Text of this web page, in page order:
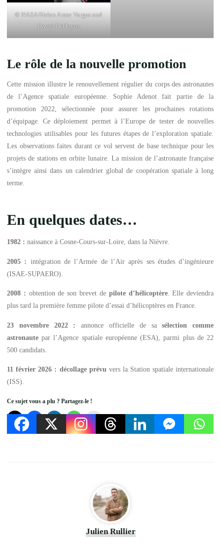
© NASA/Helen Arase Vargas and
David DeHoyos
Le rôle de la nouvelle promotion
Cette mission illustre le renouvellement régulier du corps des astronautes
de l’Agence spatiale européenne. Sophie Adenot fait partie de la
promotion 2022, sélectionnée pour assurer les prochaines rotations
d’équipage. Ce déploiement permet à l’Europe de tester de nouvelles
technologies utilisables pour les futures étapes de l’exploration spatiale.
Les observations faites durant ce vol servent de base technique pour les
projets de stations en orbite lunaire. La mission de l’astronaute française
s’intègre ainsi dans un calendrier global de coopération spatiale à long
terme.
En quelques dates…
1982 : naissance à Cosne-Cours-sur-Loire, dans la Nièvre.
2005 : intégration de l’Armée de l’Air après ses études d’ingénieure
(ISAE-SUPAERO).
2008 : obtention de son brevet depilote d’hélicoptère. Elle deviendra
plus tard la première femme pilote d’essai d’hélicoptères en France.
23 novembre 2022 : annonce officielle de sasélection comme
astronaute par l’Agence spatiale européenne (ESA), parmi plus de 22
500 candidats.
11 février 2026 : décollage prévu vers la Station spatiale internationale
(ISS).
Ce sujet vous a plu ? Partagez-le !
Julien Rullier